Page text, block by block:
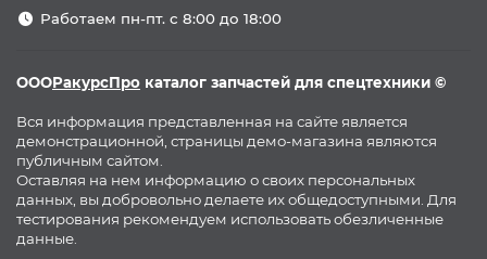
Работаем пн-пт. с 8:00 до 18:00
ОООРакурсПро каталог запчастей для спецтехники ©
Вся информация представленная на сайте является
демонстрационной, страницы демо-магазина являются
публичным сайтом.
Оставляя на нем информацию о своих персональных
данных, вы добровольно делаете их общедоступными. Для
тестирования рекомендуем использовать обезличенные
данные.